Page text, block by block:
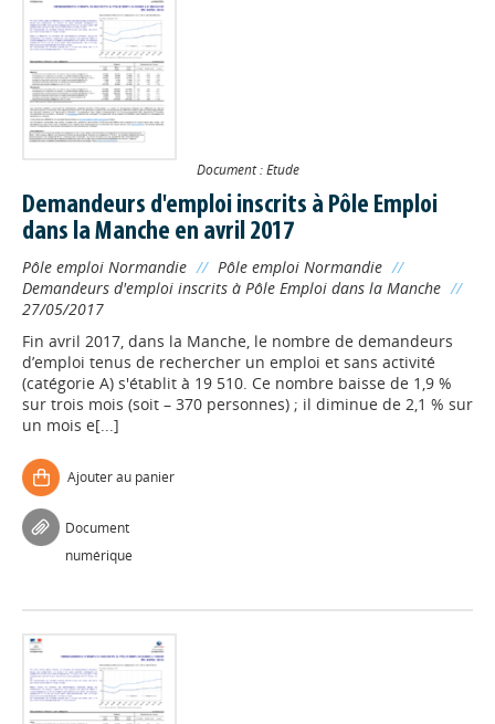
Document : Etude
Demandeurs d'emploi inscrits à Pôle Emploi
dans la Manche en avril 2017
Pôle emploi Normandie // Pôle emploi Normandie //
Demandeurs d'emploi inscrits à Pôle Emploi dans la Manche //
27/05/2017
Fin avril 2017, dans la Manche, le nombre de demandeurs
d’emploi tenus de rechercher un emploi et sans activité
(catégorie A) s'établit à 19 510. Ce nombre baisse de 1,9 %
sur trois mois (soit – 370 personnes) ; il diminue de 2,1 % sur
un mois e[...]
Ajouter au panier
Document
numérique